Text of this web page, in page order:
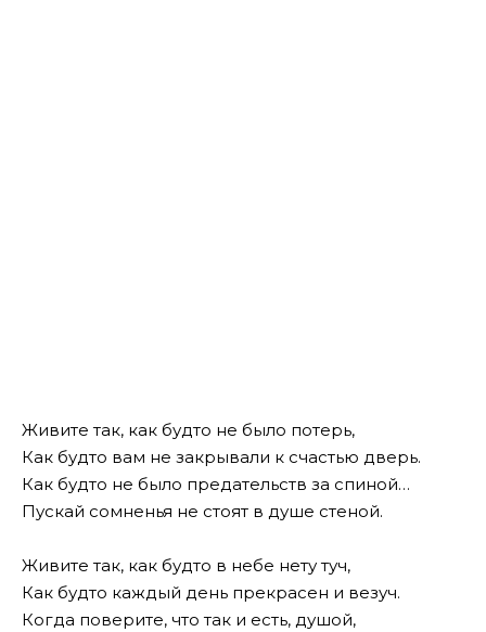
Живите так, как будто не было потерь,
Как будто вам не закрывали к счастью дверь.
Как будто не было предательств за спиной…
Пускай сомненья не стоят в душе стеной.
Живите так, как будто в небе нету туч,
Как будто каждый день прекрасен и везуч.
Когда поверите, что так и есть, душой,